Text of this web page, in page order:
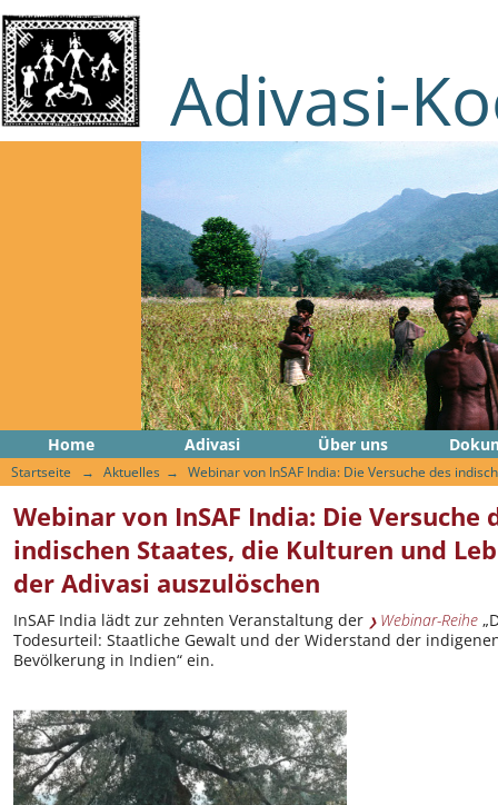
Adivasi-
Home Adivasi Über uns
Startseite Aktuelles Webinar von InSAF India: Die Versuche des
Webinar von InSAF India: Die Versuche
indischen Staates, die Kulturen und
der Adivasi auszulöschen
InSAF India lädt zur zehnten Veranstaltung der Webinar-Reihe
Todesurteil: Staatliche Gewalt und der Widerstand der
Bevölkerung in Indien“ ein.